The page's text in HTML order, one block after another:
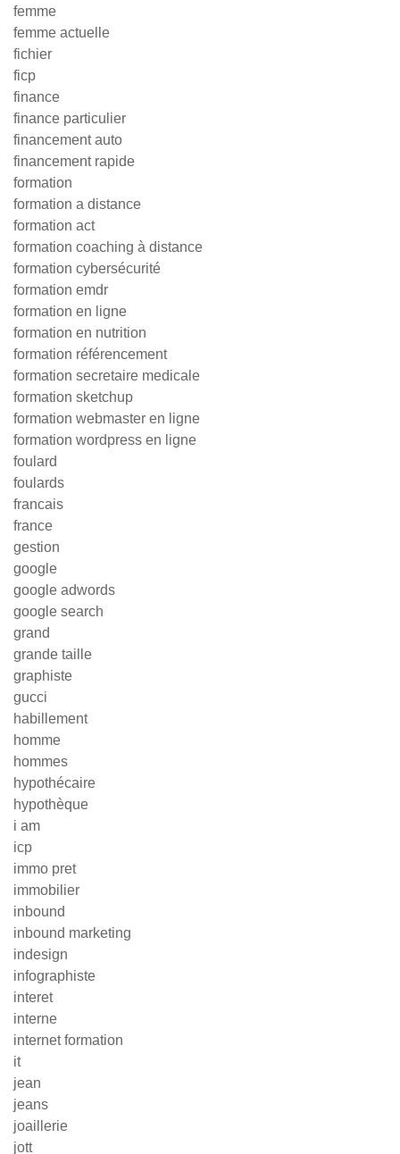
femme
femme actuelle
fichier
ficp
finance
finance particulier
financement auto
financement rapide
formation
formation a distance
formation act
formation coaching à distance
formation cybersécurité
formation emdr
formation en ligne
formation en nutrition
formation référencement
formation secretaire medicale
formation sketchup
formation webmaster en ligne
formation wordpress en ligne
foulard
foulards
francais
france
gestion
google
google adwords
google search
grand
grande taille
graphiste
gucci
habillement
homme
hommes
hypothécaire
hypothèque
i am
icp
immo pret
immobilier
inbound
inbound marketing
indesign
infographiste
interet
interne
internet formation
it
jean
jeans
joaillerie
jott